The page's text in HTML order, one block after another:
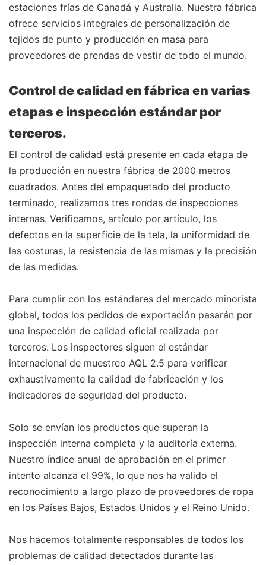
estaciones frías de Canadá y Australia. Nuestra fábrica
ofrece servicios integrales de personalización de
tejidos de punto y producción en masa para
proveedores de prendas de vestir de todo el mundo.
Control de calidad en fábrica en varias
etapas e inspección estándar por
terceros.
El control de calidad está presente en cada etapa de
la producción en nuestra fábrica de 2000 metros
cuadrados. Antes del empaquetado del producto
terminado, realizamos tres rondas de inspecciones
internas. Verificamos, artículo por artículo, los
defectos en la superficie de la tela, la uniformidad de
las costuras, la resistencia de las mismas y la precisión
de las medidas.
Para cumplir con los estándares del mercado minorista
global, todos los pedidos de exportación pasarán por
una inspección de calidad oficial realizada por
terceros. Los inspectores siguen el estándar
internacional de muestreo AQL 2.5 para verificar
exhaustivamente la calidad de fabricación y los
indicadores de seguridad del producto.
Solo se envían los productos que superan la
inspección interna completa y la auditoría externa.
Nuestro índice anual de aprobación en el primer
intento alcanza el 99%, lo que nos ha valido el
reconocimiento a largo plazo de proveedores de ropa
en los Países Bajos, Estados Unidos y el Reino Unido.
Nos hacemos totalmente responsables de todos los
problemas de calidad detectados durante las